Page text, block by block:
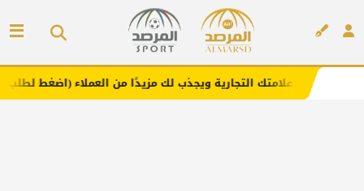
ويجذب لك مزيدًا من العملاء (اضغط لطلب الإعلان)